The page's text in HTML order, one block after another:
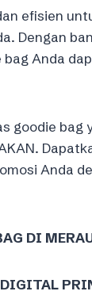
efisien
Dengan
bag Anda
bag
Anda
DI
DIGITAL